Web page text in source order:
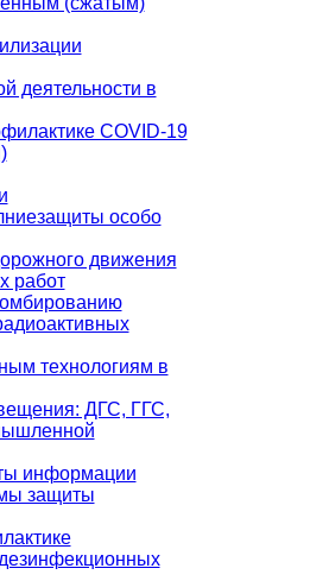
деятельности в
COVID-19
особо
движения
работ
технологиям в
ДГС, ГГС,
информации
защиты